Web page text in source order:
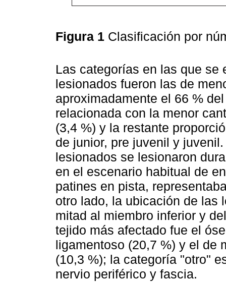
Figura 1 Clasificación por
Las categorías en las que se
lesionados fueron las de
aproximadamente el 66 %
relacionada con la menor
(3,4 %) y la restante
de junior, pre juvenil y
lesionados se lesionaron
en el escenario habitual de
patines en pista,
otro lado, la ubicación de las
mitad al miembro inferior y
tejido más afectado fue el
ligamentoso (20,7 %) y el de
(10,3 %); la categoría "otro"
nervio periférico y fascia.